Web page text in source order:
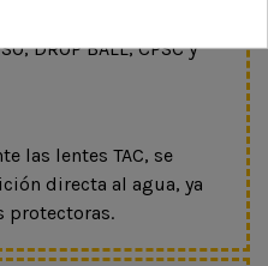
DROP BALL, CPSC y
las lentes TAC, se
directa al agua, ya
protectoras.